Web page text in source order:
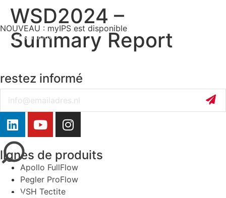
NOUVEAU : myIPS est disponible
plus d’infos
fermer
WSD2024 –
Summary Report
restez informé
lignes de produits
Apollo FullFlow
Pegler ProFlow
VSH Tectite